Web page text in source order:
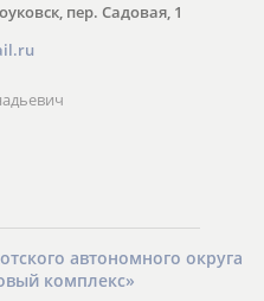
пер. Садовая, 1
автономного округа
комплекс»